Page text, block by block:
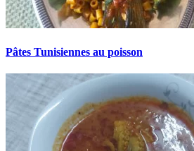
Pâtes Tunisiennes au poisson